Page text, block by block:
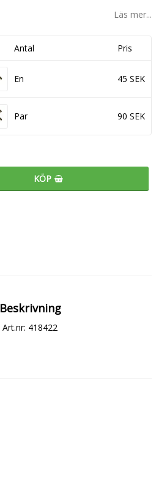
Läs mer...
Antal Pris
En 45 SEK
Par 90 SEK
KÖP
Beskrivning
Art.nr: 418422